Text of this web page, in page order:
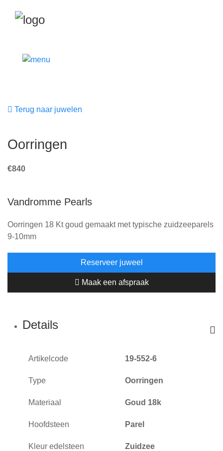
Terug naar juwelen
Oorringen
€840
Vandromme Pearls
Oorringen 18 Kt goud gemaakt met typische zuidzeeparels
9-10mm
Reserveer juweel
Maak een afspraak
Details
Artikelcode 19-552-6
Type Oorringen
Materiaal Goud 18k
Hoofdsteen Parel
Kleur edelsteen Zuidzee